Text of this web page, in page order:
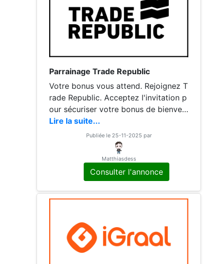
efender PrimeVideo Bayam Google
Parrainage Trade Republic
Votre bonus vous attend. Rejoignez T
rade Republic. Acceptez l'invitation p
our sécuriser votre bonus de bienven
ue. Investissiez en toute sécurité et si
Lire la suite...
Publiée le 25-11-2025 par
Matthiasdess
Consulter l'annonce